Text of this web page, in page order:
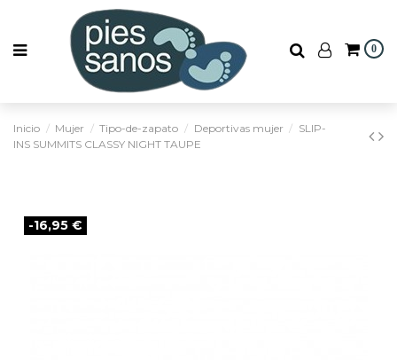
0
Inicio Mujer Tipo-de-zapato Deportivas mujer
SLIP-
INS SUMMITS CLASSY NIGHT TAUPE
-16,95 €